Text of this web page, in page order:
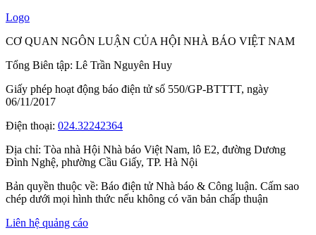
Logo
CƠ QUAN NGÔN LUẬN CỦA HỘI NHÀ BÁO VIỆT NAM
Tổng Biên tập: Lê Trần Nguyên Huy
Giấy phép hoạt động báo điện tử số 550/GP-BTTTT, ngày
06/11/2017
Điện thoại: 024.32242364
Địa chỉ: Tòa nhà Hội Nhà báo Việt Nam, lô E2, đường Dương
Đình Nghệ, phường Cầu Giấy, TP. Hà Nội
Bản quyền thuộc về: Báo điện tử Nhà báo & Công luận. Cấm sao
chép dưới mọi hình thức nếu không có văn bản chấp thuận
Liên hệ quảng cáo